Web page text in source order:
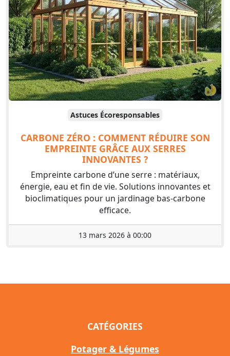
Astuces Écoresponsables
CARBONE ZÉRO : COMMENT RÉDUIRE SON
EMPREINTE GRÂCE AUX SERRES
INNOVANTES ?
Empreinte carbone d’une serre : matériaux,
énergie, eau et fin de vie. Solutions innovantes et
bioclimatiques pour un jardinage bas-carbone
efficace.
13 mars 2026 à 00:00
CATÉGORIES
Potager & Légumes